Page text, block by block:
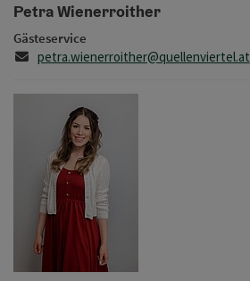
Petra Wienerroither
Gästeservice
E-Mail
petra.wienerroither@quellenviertel.at